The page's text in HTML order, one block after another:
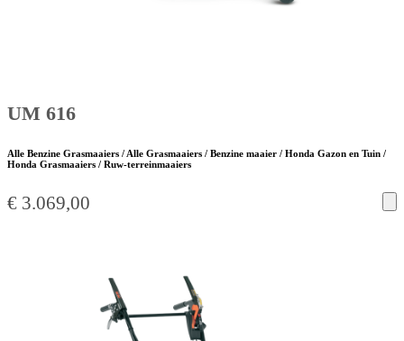
UM 616
Alle Benzine Grasmaaiers / Alle Grasmaaiers / Benzine maaier / Honda Gazon en Tuin /
Honda Grasmaaiers / Ruw-terreinmaaiers
€ 3.069,00